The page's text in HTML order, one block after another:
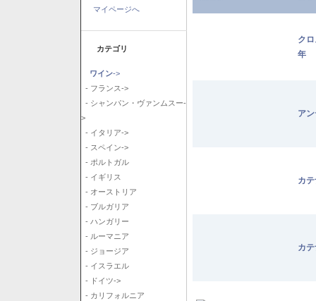
マイページへ
カテゴリ
ワイン->
- フランス->
- シャンパン・ヴァンムスー-
>
- イタリア->
- スペイン->
- ポルトガル
- イギリス
- オーストリア
- ブルガリア
- ハンガリー
- ルーマニア
- ジョージア
- イスラエル
- ドイツ->
- カリフォルニア
ク
年
ア
カ
カ